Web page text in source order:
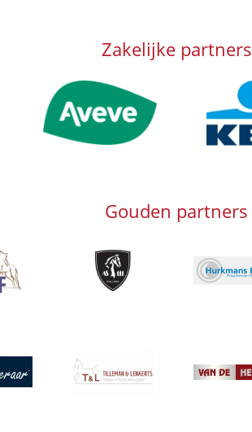
Zakelijke partners
Afbeelding Afbeelding
Gouden partners
Afbeelding
Afbeelding
Afbeelding
Afbeelding